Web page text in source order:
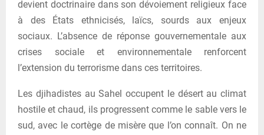
devient doctrinaire dans son dévoiement religieux face
à des États ethnicisés, laïcs, sourds aux enjeux
sociaux. L’absence de réponse gouvernementale aux
crises sociale et environnementale renforcent
l’extension du terrorisme dans ces territoires.
Les djihadistes au Sahel occupent le désert au climat
hostile et chaud, ils progressent comme le sable vers le
sud, avec le cortège de misère que l’on connaît. On ne